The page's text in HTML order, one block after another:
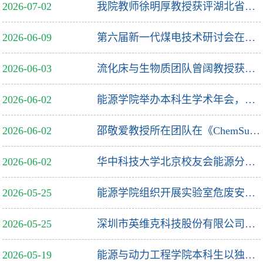
2026-07-02 我院教师徐明厚教授获评湖北省高校优秀共产党员
2026-06-09 第六届新一代煤电技术研讨会在华中科技大学成功举办
2026-06-03 流化床与生物质团队曾阔教授获第51届日内瓦国际发明展金奖
2026-06-02 能源学院举办本科生学术年会，多措并举赋能学子科创成长
2026-06-02 邵敬爱教授所在团队在《ChemSusChem》发表封面文章
2026-06-02 华中科技大学北京校友会能源分会在京成立
2026-05-25 能源学院组织开展实验室危废安全管理专题培训会
2026-05-25 深圳市英维克科技股份有限公司向能源学院捐赠60万元，支持学院人才培养！
2026-05-19 能源与动力工程学院本科生以独立第一作者身份在国际高水平学术期刊发表研究成果